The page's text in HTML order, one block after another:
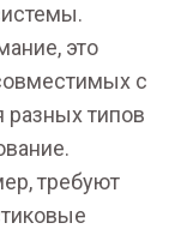
это
с
разных типов
требуют